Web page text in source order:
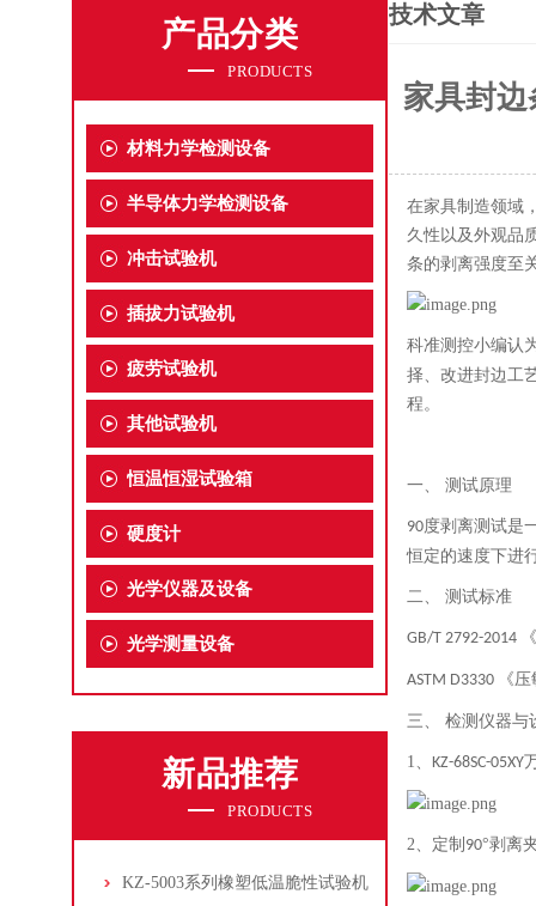
产品分类
PRODUCTS
材料力学检测设备
半导体力学检测设备
冲击试验机
插拔力试验机
疲劳试验机
其他试验机
恒温恒湿试验箱
硬度计
光学仪器及设备
光学测量设备
新品推荐
PRODUCTS
KZ-5003系列橡塑低温脆性试验机
技术文章
家具封边
在家具制造领域
久性以及外观品
条的剥离强度至
科准测控小编认
择、改进封边工
程。
一、 测试原理
90度剥离测试是
恒定的速度下进
二、 测试标准
GB/T 2792-2014
ASTM D3330 《
三、 检测仪器与
1、 KZ-68SC-05XY
2、 定制 90°剥离